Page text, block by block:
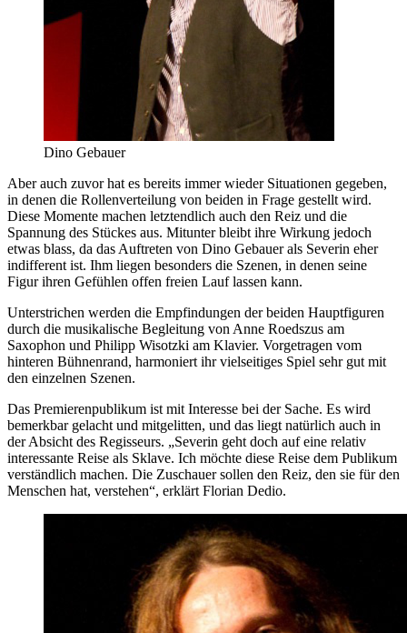
Dino Gebauer
Aber auch zuvor hat es bereits immer wieder Situationen gegeben,
in denen die Rollenverteilung von beiden in Frage gestellt wird.
Diese Momente machen letztendlich auch den Reiz und die
Spannung des Stückes aus. Mitunter bleibt ihre Wirkung jedoch
etwas blass, da das Auftreten von Dino Gebauer als Severin eher
indifferent ist. Ihm liegen besonders die Szenen, in denen seine
Figur ihren Gefühlen offen freien Lauf lassen kann.
Unterstrichen werden die Empfindungen der beiden Hauptfiguren
durch die musikalische Begleitung von Anne Roedszus am
Saxophon und Philipp Wisotzki am Klavier. Vorgetragen vom
hinteren Bühnenrand, harmoniert ihr vielseitiges Spiel sehr gut mit
den einzelnen Szenen.
Das Premierenpublikum ist mit Interesse bei der Sache. Es wird
bemerkbar gelacht und mitgelitten, und das liegt natürlich auch in
der Absicht des Regisseurs. „Severin geht doch auf eine relativ
interessante Reise als Sklave. Ich möchte diese Reise dem Publikum
verständlich machen. Die Zuschauer sollen den Reiz, den sie für den
Menschen hat, verstehen“, erklärt Florian Dedio.